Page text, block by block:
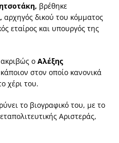
βρέθηκε
αρχηγός δικού του κόμματος
εταίρος και υπουργός της
ο Αλέξης
στον οποίο κανονικά
χέρι του.
το βιογραφικό του, με το
Αριστεράς,